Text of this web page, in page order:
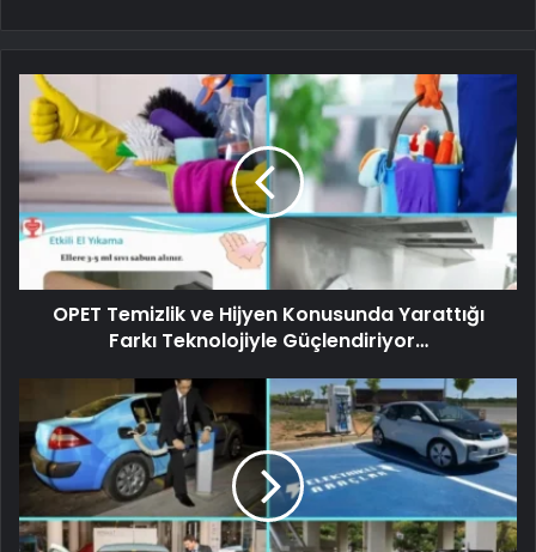
OPET Temizlik ve Hijyen Konusunda Yarattığı
Farkı Teknolojiyle Güçlendiriyor…